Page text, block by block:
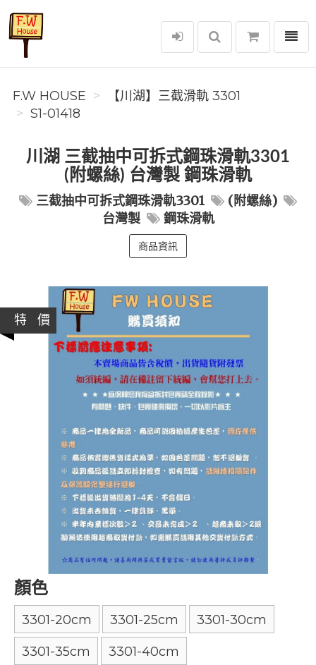
F.W House
選單
F.W HOUSE
【川湖】三截滑軌 3301
S1-01418
川湖 三截抽中可拆式鋼珠滑軌3301
(附螺絲) 台灣製 鋼珠滑軌
三截抽中可拆式鋼珠滑軌3301
(附螺絲)
台灣製
鋼珠滑軌
商品資訊
特 價
顏色
3301-20cm 3301-25cm 3301-30cm
3301-35cm 3301-40cm